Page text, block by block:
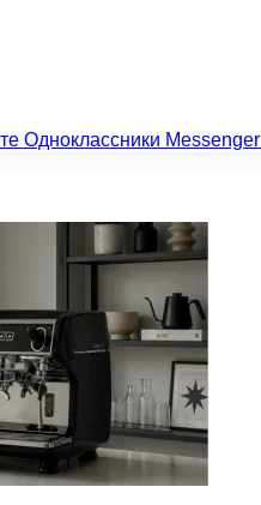
Одноклассники Messenger